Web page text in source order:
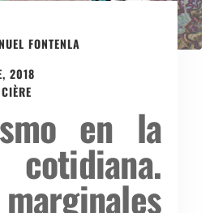
FONTENLA
2018
en la